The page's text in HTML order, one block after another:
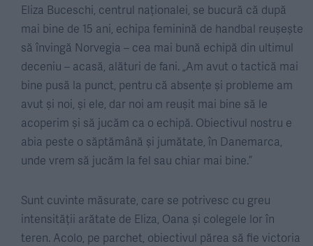
Eliza Buceschi, centrul naționalei, se bucură că după
mai bine de 15 ani, echipa feminină de handbal reușește
să învingă Norvegia – cea mai bună echipă din ultimul
deceniu – acasă, alături de fani. „Am avut o tactică mai
bine pusă la punct, pentru că absențe și probleme am
avut și noi, și ele, dar noi am reușit mai bine să le
acoperim și să jucăm ca o echipă. Obiectivul nostru e
abia peste o săptămână și jumătate, în Danemarca,
unde vrem să jucăm la fel sau chiar mai bine.”
Sunt cuvinte măsurate, care se potrivesc cu greu
intensității arătate de Eliza, Oana și colegele lor în
teren. Acolo, pe parchet, obiectivul părea să fie victoria